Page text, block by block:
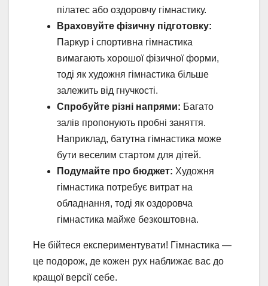
пілатес або оздоровчу гімнастику.
Враховуйте фізичну підготовку:
Паркур і спортивна гімнастика
вимагають хорошої фізичної форми,
тоді як художня гімнастика більше
залежить від гнучкості.
Спробуйте різні напрями: Багато
залів пропонують пробні заняття.
Наприклад, батутна гімнастика може
бути веселим стартом для дітей.
Подумайте про бюджет: Художня
гімнастика потребує витрат на
обладнання, тоді як оздоровча
гімнастика майже безкоштовна.
Не бійтеся експериментувати! Гімнастика —
це подорож, де кожен рух наближає вас до
кращої версії себе.